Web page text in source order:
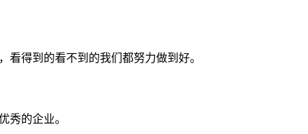
得到的看不到的我们都努力做到好。
秀的企业。